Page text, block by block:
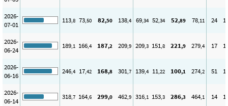
2026-
07-01
113,8 73,50 82,50 138,4 69,34 52,34 52,89 78,11 24
2026-
06-24
189,1 166,4 187,2 209,9 209,3 151,8 221,9 279,4 17
2026-
06-16
246,4 17,42 168,8 301,7 139,4 11,22 100,1 274,2 51
2026-
06-14
318,7 164,6 299,0 462,9 316,1 153,3 286,3 464,1 14